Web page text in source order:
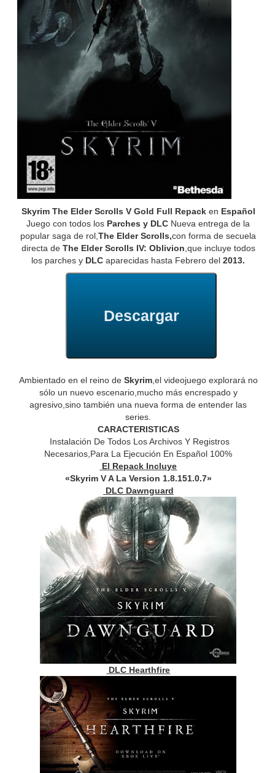
Skyrim The Elder Scrolls V Gold Full Repacken Español
Juego con todos los Parches y DLC Nueva entrega de la
popular saga de rol,The Elder Scrolls,con forma de secuela
directa deThe Elder Scrolls IV: Oblivion ,que incluye todos
los parches y DLC aparecidas hasta Febrero del2013.
Descargar
Ambientado en el reino deSkyrim,el videojuego explorará no
sólo un nuevo escenario,mucho más encrespado y
agresivo,sino también una nueva forma de entender las
series.
CARACTERISTICAS
Instalación De Todos Los Archivos Y Registros
Necesarios,Para La Ejecución En Español 100%
El Repack Incluye
«Skyrim V A La Version 1.8.151.0.7»
DLC Dawnguard
DLC Hearthfire